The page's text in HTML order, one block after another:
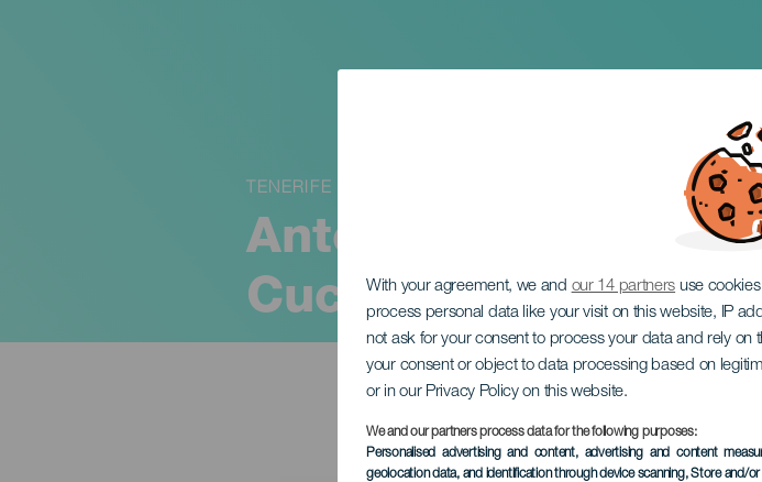
With your agreement, we and our 14 partners use
process personal data like your visit on this website, IP
not ask for your consent to process your data and rely on
your consent or object to data processing based on
or in our Privacy Policy on this website.
We and our partners process data for the following purposes:
Personalised advertising and content, advertising and content
geolocation data, and identification through device scanning, Store and/or
Antonia San Juan:
Cuca
TENERIFE